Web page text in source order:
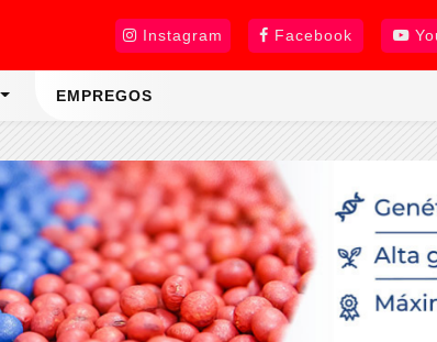
Instagram Facebook
EMPREGOS